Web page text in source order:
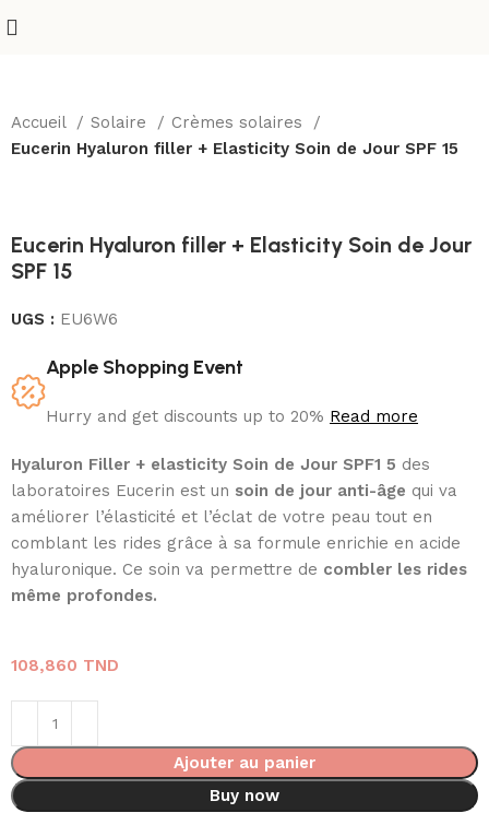
Accueil Solaire
Crèmes solaires
Eucerin Hyaluron filler + Elasticity Soin de Jour SPF 15
Eucerin Hyaluron filler + Elasticity Soin de Jour
SPF 15
UGS : EU6W6
Apple Shopping Event
Hurry and get discounts up to 20% Read more
Hyaluron Filler + elasticity Soin de Jour SPF1 5 des
laboratoires Eucerin est un soin de jour anti-âge qui va
améliorer l’élasticité et l’éclat de votre peau tout en
comblant les rides grâce à sa formule enrichie en acide
hyaluronique. Ce soin va permettre de combler les rides
même profondes.
108,860 TND
Ajouter au panier
Buy now